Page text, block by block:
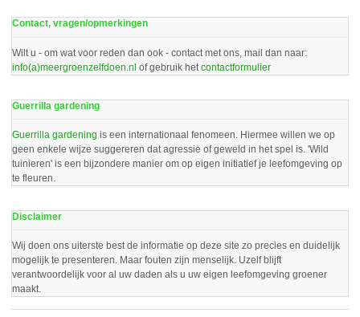
Contact, vragen/opmerkingen
Wilt u - om wat voor reden dan ook - contact met ons, mail dan naar:
info(a)meergroenzelfdoen.nl of gebruik het contactformulier
Guerrilla gardening
Guerrilla gardening is een internationaal fenomeen. Hiermee willen we op
geen enkele wijze suggereren dat agressie of geweld in het spel is. 'Wild
tuinieren' is een bijzondere manier om op eigen initiatief je leefomgeving op
te fleuren.
Disclaimer
Wij doen ons uiterste best de informatie op deze site zo precies en duidelijk
mogelijk te presenteren. Maar fouten zijn menselijk. Uzelf blijft
verantwoordelijk voor al uw daden als u uw eigen leefomgeving groener
maakt.